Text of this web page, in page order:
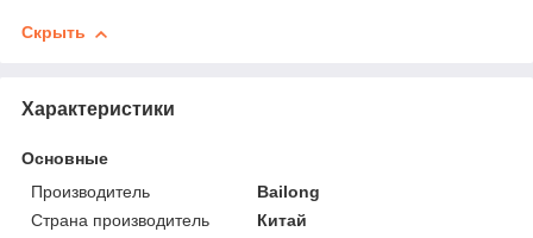
Скрыть
Характеристики
Основные
Производитель
Bailong
Страна производитель
Китай